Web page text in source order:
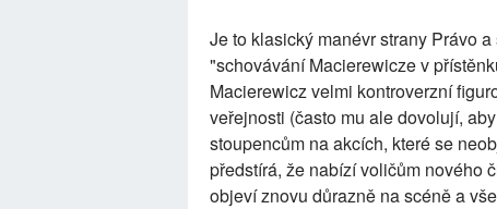
Je to klasický manévr strany Právo
"schovávání Macierewicze v
Macierewicz velmi kontroverzní
veřejnosti (často mu ale dovolují,
stoupencům na akcích, které se
předstírá, že nabízí voličům nového
objeví znovu důrazně na scéně a